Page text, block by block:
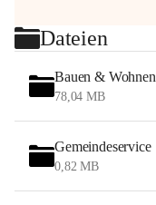
Dateien
Bauen & Wohnen
78,04 MB
Gemeindeservice
0,82 MB